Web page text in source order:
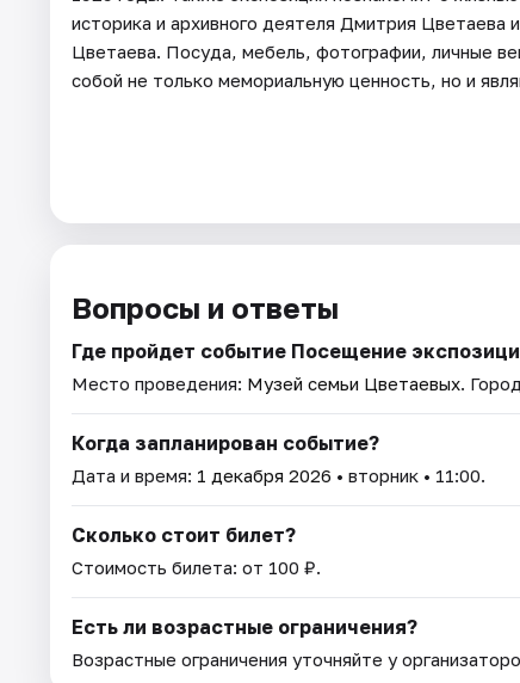
историка и архивного деятеля Дмитрия
Цветаева. Посуда, мебель, фотографии, личные
собой не только мемориальную ценность, но и
Вопросы и ответы
Где пройдет событие Посещение
Место проведения: Музей семьи Цветаевых.
Когда запланирован событие?
Дата и время: 1 декабря 2026 • вторник • 11:00.
Сколько стоит билет?
Стоимость билета: от 100 ₽.
Есть ли возрастные ограничения?
Возрастные ограничения уточняйте у